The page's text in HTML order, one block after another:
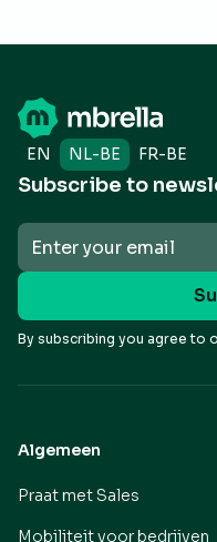
EN NL-BE FR-BE
Subscribe to
By subscribing you agree to
Algemeen
Praat met Sales
Mobiliteit voor bedrijven